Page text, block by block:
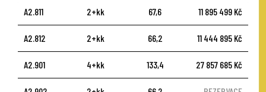
A2.811 2+kk 67,6 11 895 499 Kč
A2.812 2+kk 66,2 11 444 895 Kč
A2.901 4+kk 133,4 27 857 685 Kč